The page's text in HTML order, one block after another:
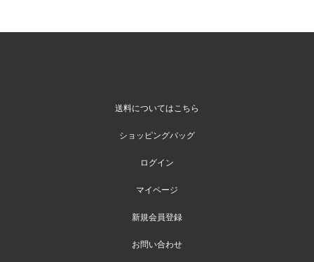
送料についてはこちら
ショッピングバッグ
ログイン
マイページ
新規会員登録
お問い合わせ